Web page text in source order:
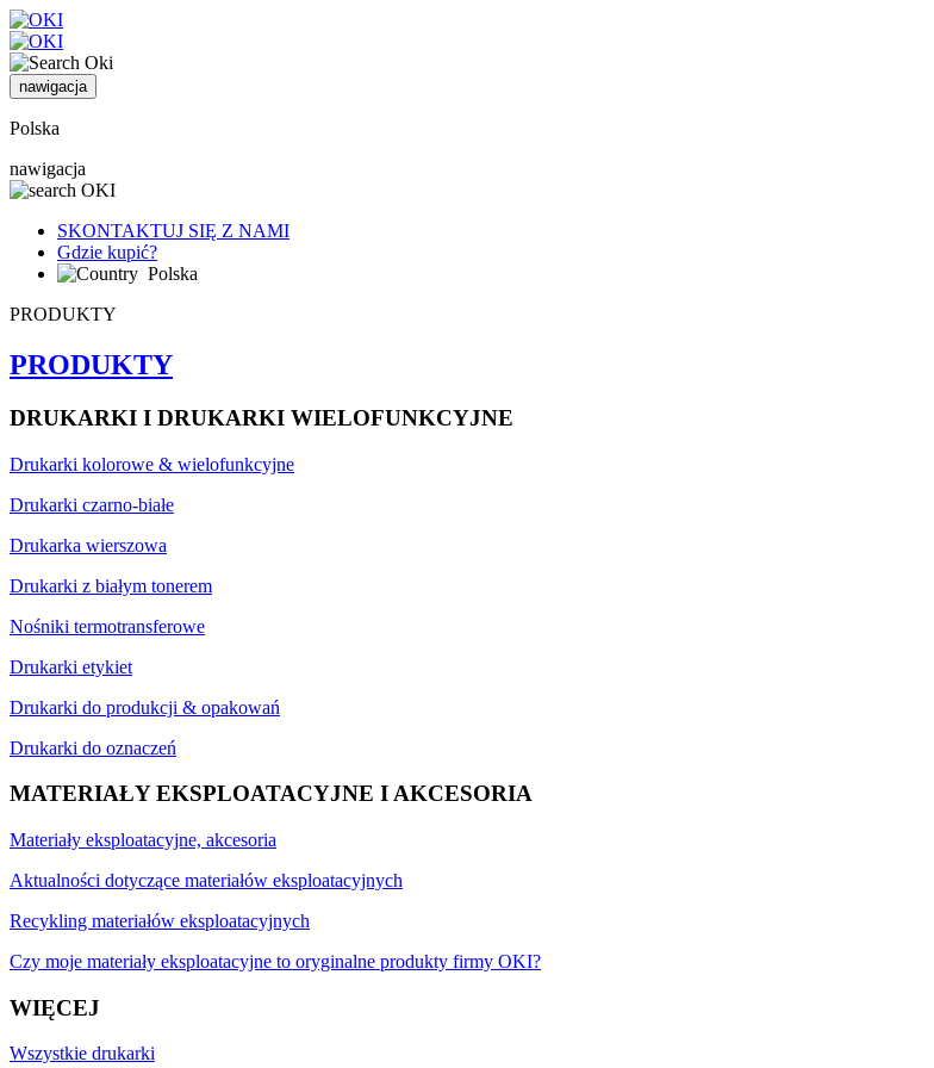
nawigacja
Polska
nawigacja
SKONTAKTUJ SIĘ Z NAMI
Gdzie kupić?
Polska
PRODUKTY
PRODUKTY
DRUKARKI I DRUKARKI WIELOFUNKCYJNE
Drukarki kolorowe & wielofunkcyjne
Drukarki czarno-białe
Drukarka wierszowa
Drukarki z białym tonerem
Nośniki termotransferowe
Drukarki etykiet
Drukarki do produkcji & opakowań
Drukarki do oznaczeń
MATERIAŁY EKSPLOATACYJNE I AKCESORIA
Materiały eksploatacyjne, akcesoria
Aktualności dotyczące materiałów eksploatacyjnych
Recykling materiałów eksploatacyjnych
Czy moje materiały eksploatacyjne to oryginalne produkty firmy OKI?
WIĘCEJ
Wszystkie drukarki